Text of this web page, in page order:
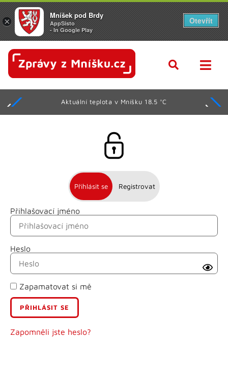
Aktuální teplota v Mníšku 18.5 °C
Přihlásit se Registrovat
Přihlašovací jméno
Heslo
Zapamatovat si mě
Zapomněli jste heslo?
Jméno
Příjmení
E-mail
Uživatelské jméno
×
Mníšek pod Brdy
AppSisto
- In Google Play
Otevřít